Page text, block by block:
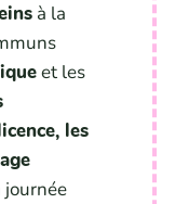
à la
et les
les
journée